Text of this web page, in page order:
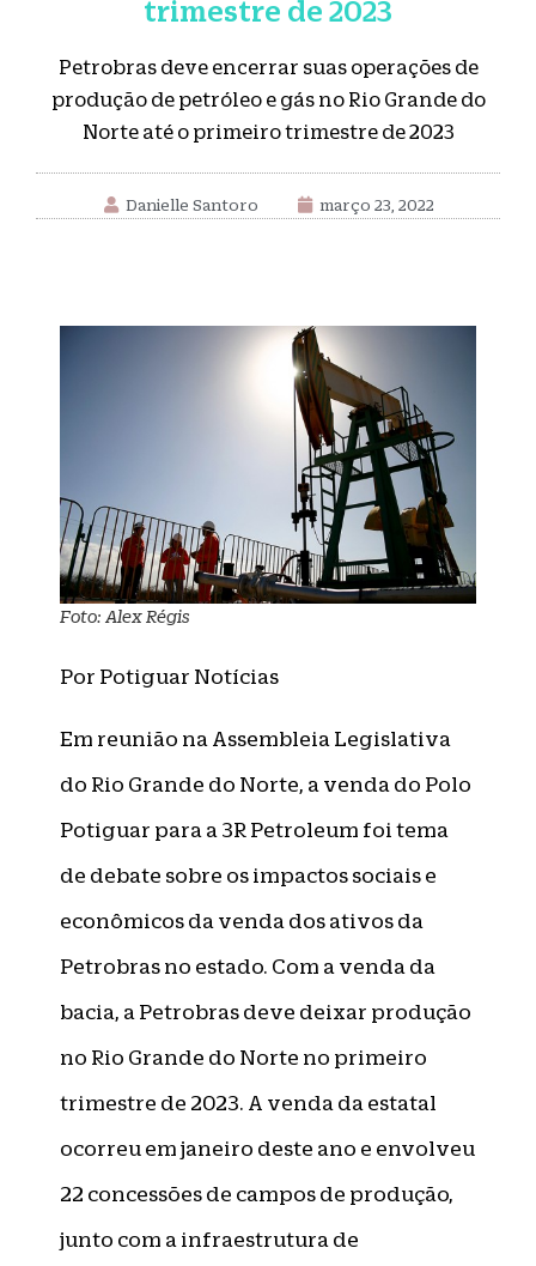
trimestre de 2023
Petrobras deve encerrar suas operações de
produção de petróleo e gás no Rio Grande do
Norte até o primeiro trimestre de 2023
Danielle Santoro março 23, 2022
Foto: Alex Régis
Por Potiguar Notícias
Em reunião na Assembleia Legislativa
do Rio Grande do Norte, a venda do Polo
Potiguar para a 3R Petroleum foi tema
de debate sobre os impactos sociais e
econômicos da venda dos ativos da
Petrobras no estado. Com a venda da
bacia, a Petrobras deve deixar produção
no Rio Grande do Norte no primeiro
trimestre de 2023. A venda da estatal
ocorreu em janeiro deste ano e envolveu
22 concessões de campos de produção,
junto com a infraestrutura de